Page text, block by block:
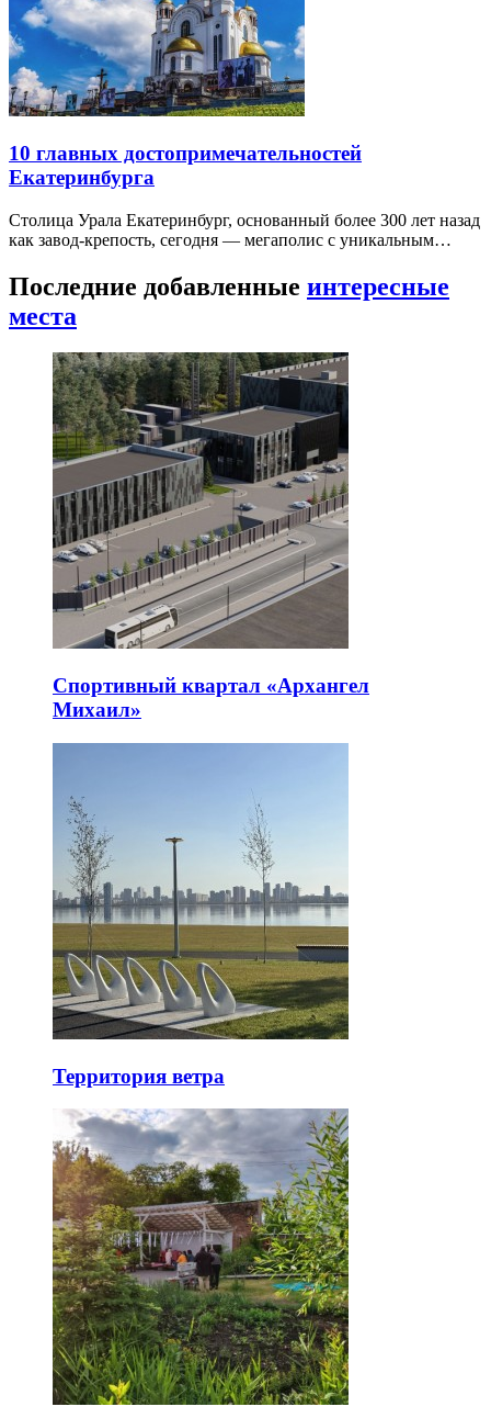
10 главных достопримечательностей
Екатеринбурга
Столица Урала Екатеринбург, основанный более 300 лет назад
как завод-крепость, сегодня — мегаполис с уникальным…
Последние добавленные интересные
места
Спортивный квартал «Архангел
Михаил»
Территория ветра